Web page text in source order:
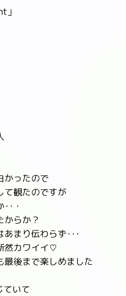
」
かったので
て観たのですが
･・
からか？
まり伝わらず･･･
然カワイイ♡
後まで楽しめました
ていて